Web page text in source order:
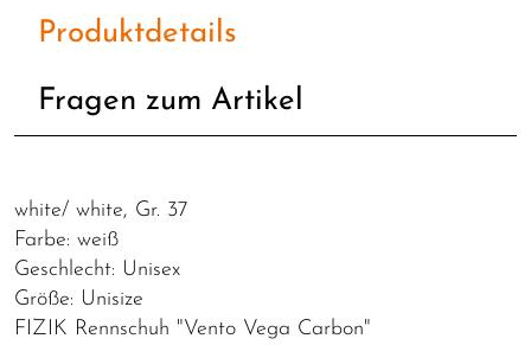
Produktdetails
Fragen zum Artikel
white/ white, Gr. 37
Farbe: weiß
Geschlecht: Unisex
Größe: Unisize
FIZIK Rennschuh "Vento Vega Carbon"